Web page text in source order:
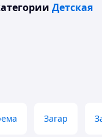
Детская
Загар